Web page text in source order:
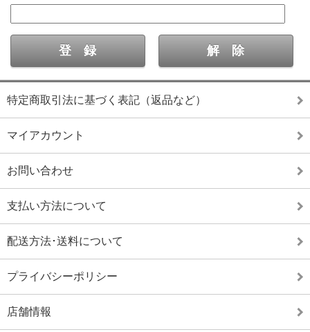
特定商取引法に基づく表記（返品など）
マイアカウント
お問い合わせ
支払い方法について
配送方法･送料について
プライバシーポリシー
店舗情報